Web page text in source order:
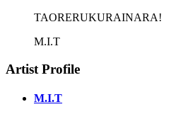
TAORERUKURAINARA!
M.I.T
Artist Profile
M.I.T